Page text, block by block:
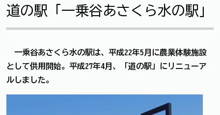
道の駅「一乗谷あさくら水の駅」
一乗谷あさくら水の駅は、平成22年5月に農業体験施設
として供用開始。平成27年4月、「道の駅」にリニューア
ルしました。